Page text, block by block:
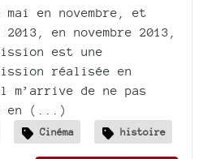
en novembre, et
en novembre 2013,
est une
réalisée en
de ne pas
en (...)
Cinéma histoire